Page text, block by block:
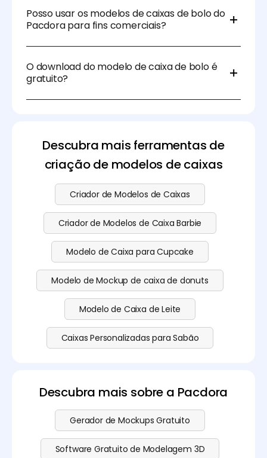
utilizados para caixas de bolos devido à sua
durabilidade e capacidade de proteger o bolo. Para
um toque mais luxuoso, pode optar por materiais
Posso usar os modelos de caixas de bolo do
Pacdora para fins comerciais?
fins pessoais como comerciais, perfeitos para
padarias, organizadores de eventos ou qualquer
pessoa no ramo de confeitaria.
O download do modelo de caixa de bolo é
gratuito?
3D, consulte a nossa página de
nosso plano de subscrição.
Descubra mais ferramentas de
criação de modelos de caixas
Criador de Modelos de Caixas
Criador de Modelos de Caixa Barbie
Modelo de Caixa para Cupcake
Modelo de Mockup de caixa de donuts
Modelo de Caixa de Leite
Caixas Personalizadas para Sabão
Descubra mais sobre a Pacdora
Gerador de Mockups Gratuito
Software Gratuito de Modelagem 3D